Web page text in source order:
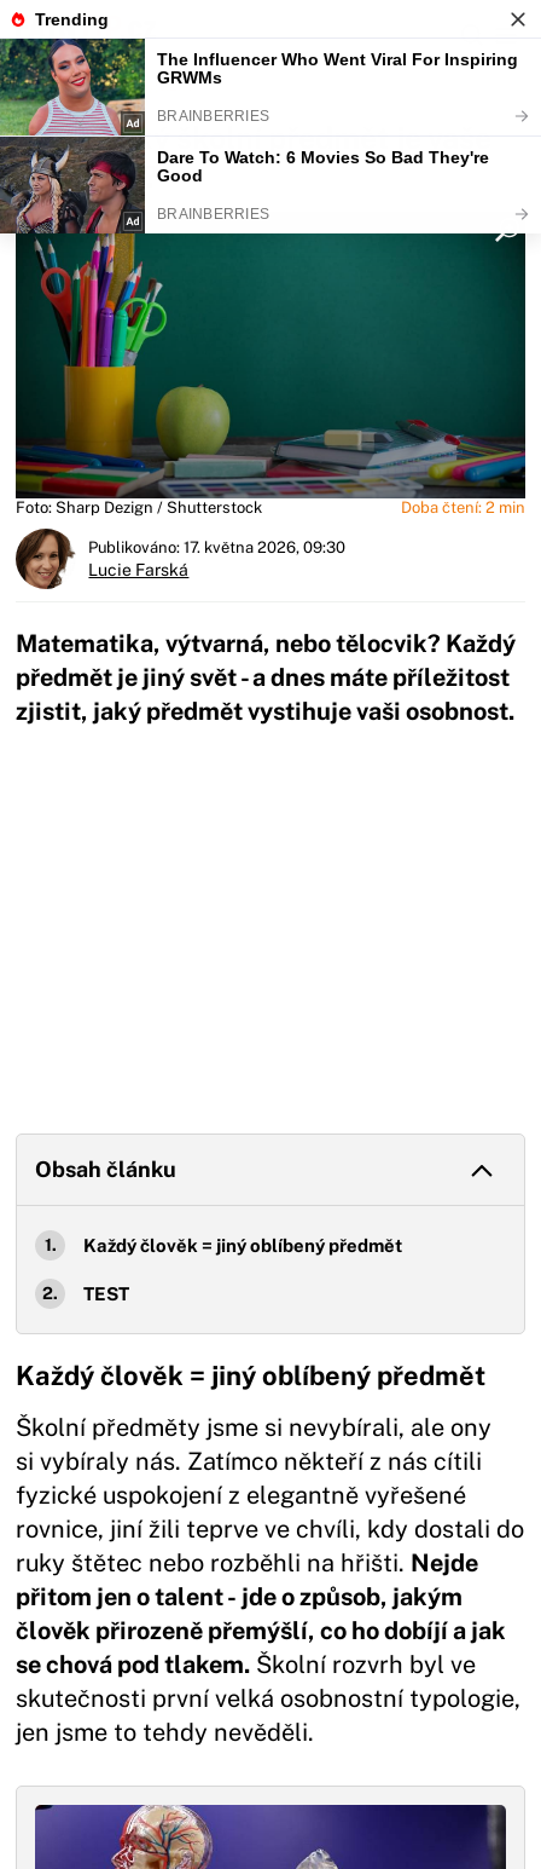
Fajntip.cz Magazín
TEST: Jaký školní předmět je vaše
alter ego?
Foto: Sharp Dezign / Shutterstock Doba čtení: 2 min
Publikováno: 17. května 2026, 09:30
Lucie Farská
Matematika, výtvarná, nebo tělocvik? Každý
předmět je jiný svět - a dnes máte příležitost
zjistit, jaký předmět vystihuje vaši osobnost.
Obsah článku
Každý člověk = jiný oblíbený předmět
TEST
Každý člověk = jiný oblíbený předmět
Školní předměty jsme si nevybírali, ale ony
si vybíraly nás. Zatímco někteří z nás cítili
fyzické uspokojení z elegantně vyřešené
rovnice, jiní žili teprve ve chvíli, kdy dostali do
ruky štětec nebo rozběhli na hřišti. Nejde
přitom jen o talent - jde o způsob, jakým
člověk přirozeně přemýšlí, co ho dobíjí a jak
se chová pod tlakem. Školní rozvrh byl ve
skutečnosti první velká osobnostní typologie,
jen jsme to tehdy nevěděli.